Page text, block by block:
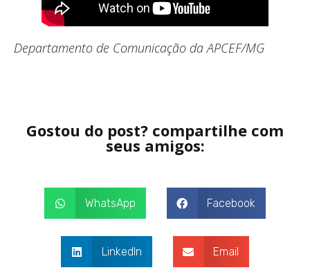
Departamento de Comunicação da APCEF/MG
Gostou do post? compartilhe com
seus amigos:
WhatsApp Facebook
LinkedIn Email